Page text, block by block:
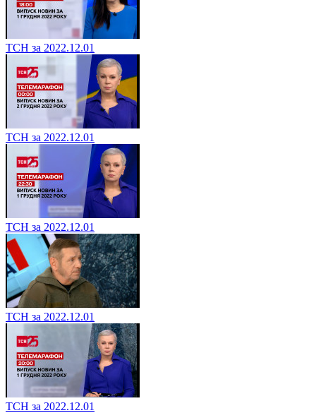
ТСН за 2022.12.01
ТСН за 2022.12.01
ТСН за 2022.12.01
ТСН за 2022.12.01
ТСН за 2022.12.01